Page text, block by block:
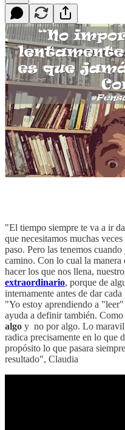
"El tiempo siempre te va a ir
que necesitamos muchas
paso. Pero las tenemos
camino. Con lo cual la manera
hacer los que nos llena,
extraordinario, porque de
internamente antes de dar
"Yo estoy aprendiendo a
ayuda a definir también. Como
algo y no por algo. Lo
radica precisamente en lo que
propósito lo que pasara
resultado", Claudia